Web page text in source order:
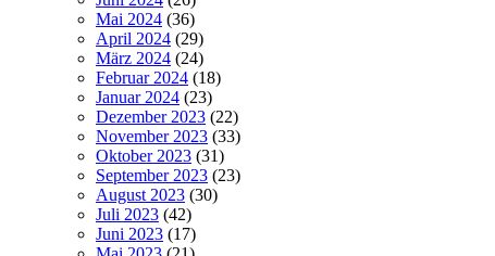
Mai 2024 (36)
April 2024 (29)
März 2024 (24)
Februar 2024 (18)
Januar 2024 (23)
Dezember 2023 (22)
November 2023 (33)
Oktober 2023 (31)
September 2023 (23)
August 2023 (30)
Juli 2023 (42)
Juni 2023 (17)